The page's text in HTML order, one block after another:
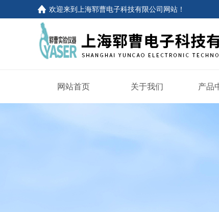
欢迎来到 上海郓曹电子科技有限公司网站 ！
网站首页 关于我们 产品